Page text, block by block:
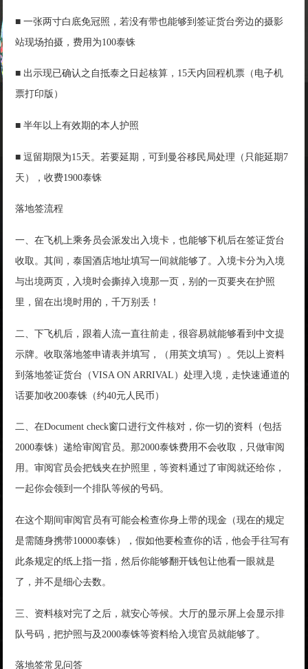
■ 一张两寸白底免冠照，若没有带也能够到签证货台旁边的摄影
站现场拍摄，费用为100泰铢
■ 出示现已确认之自抵泰之日起核算，15天内回程机票（电子机
票打印版）
■ 半年以上有效期的本人护照
■ 逗留期限为15天。若要延期，可到曼谷移民局处理（只能延期7
天），收费1900泰铢
落地签流程
一、在飞机上乘务员会派发出入境卡，也能够下机后在签证货台
收取。其间，泰国酒店地址填写一间就能够了。入境卡分为入境
与出境两页，入境时会撕掉入境那一页，别的一页要夹在护照
里，留在出境时用的，千万别丢！
二、下飞机后，跟着人流一直往前走，很容易就能够看到中文提
示牌。收取落地签申请表并填写，（用英文填写）。凭以上资料
到落地签证货台（VISA ON ARRIVAL）处理入境，走快速通道的
话要加收200泰铢（约40元人民币）
二、在Document check窗口进行文件核对，你一切的资料（包括
2000泰铢）递给审阅官员。那2000泰铢费用不会收取，只做审阅
用。审阅官员会把钱夹在护照里，等资料通过了审阅就还给你，
一起你会领到一个排队等候的号码。
在这个期间审阅官员有可能会检查你身上带的现金（现在的规定
是需随身携带10000泰铢），假如他要检查你的话，他会手往写有
此条规定的纸上指一指，然后你能够翻开钱包让他看一眼就是
了，并不是细心去数。
三、资料核对完了之后，就安心等候。大厅的显示屏上会显示排
队号码，把护照与及2000泰铢等资料给入境官员就能够了。
落地签常见问答